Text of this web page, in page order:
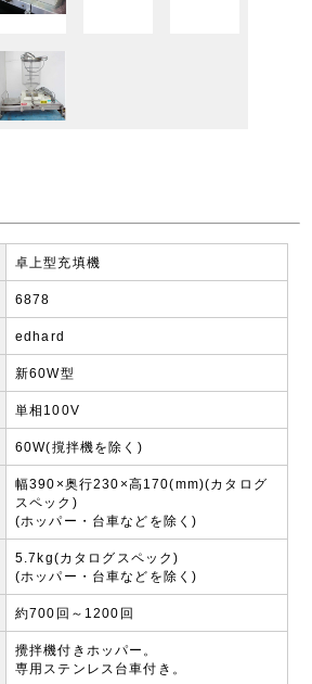
卓上型充填機
6878
edhard
新60W型
単相100V
60W(撹拌機を除く)
幅390×奥行230×高170(mm)(カタログ
スペック)
(ホッパー・台車などを除く)
5.7kg(カタログスペック)
(ホッパー・台車などを除く)
約700回～1200回
攪拌機付きホッパー。
専用ステンレス台車付き。